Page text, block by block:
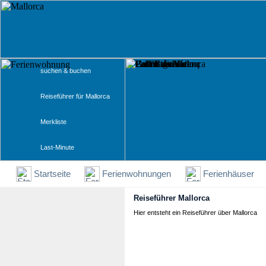
Startseite Ferienwohnungen Ferienhäuser
suchen & buchen
Reiseführer für Mallorca
Reiseführer Mallorca
Hier entsteht ein Reiseführer über Mallorca
Merkliste
Last-Minute